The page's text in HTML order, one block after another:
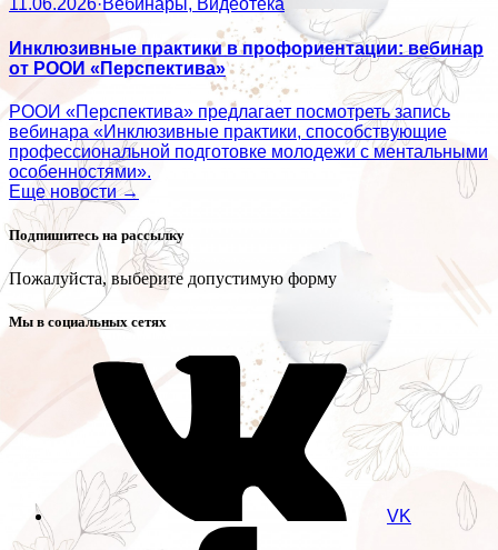
11.06.2026·Вебинары, Видеотека
Инклюзивные практики в профориентации: вебинар
от РООИ «Перспектива»
РООИ «Перспектива» предлагает посмотреть запись
вебинара «Инклюзивные практики, способствующие
профессиональной подготовке молодежи с ментальными
особенностями».
Еще новости →
Подпишитесь на рассылку
Пожалуйста, выберите допустимую форму
Мы в социальных сетях
VK